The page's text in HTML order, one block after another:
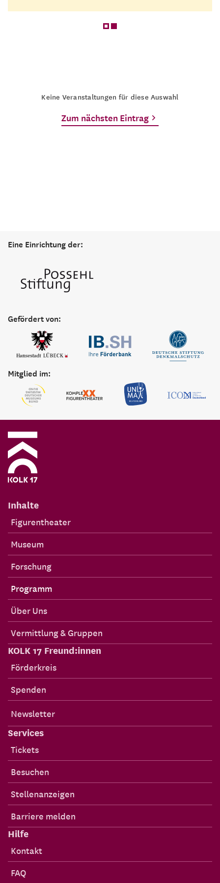
Keine Veranstaltungen für diese Auswahl
Zum nächsten Eintrag
Eine Einrichtung der:
Gefördert von:
Mitglied im:
Inhalte
Figurentheater
Museum
Forschung
Programm
Über Uns
Vermittlung & Gruppen
KOLK 17 Freund:innen
Förderkreis
Spenden
Newsletter
Services
Tickets
Besuchen
Stellenanzeigen
Barriere melden
Hilfe
Kontakt
FAQ